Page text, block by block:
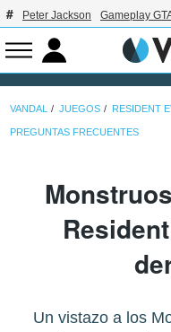
Peter Jackson Gameplay
VANDAL JUEGOS RESIDENT
PREGUNTAS FRECUENTES
Un vistazo a los